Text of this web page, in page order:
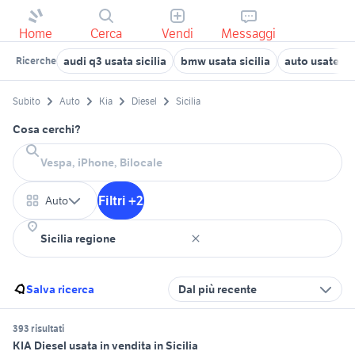
Home Cerca Vendi Messaggi
Ricerche audi q3 usata sicilia bmw usata sicilia auto usate
Subito Auto Kia Diesel Sicilia
Cosa cerchi?
Auto Filtri +2
Salva ricerca Dal più recente
393 risultati
KIA Diesel usata in vendita in Sicilia